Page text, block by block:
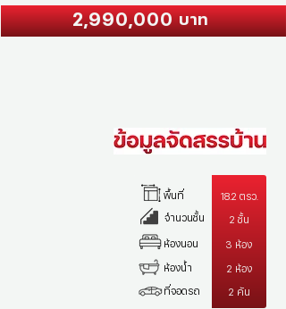
พื้นที่
จำนวนชั้น
ห้องนอน
ห้องน้ำ
ที่จอดรถ
18.2 ตรว.
2 ชั้น
3 ห้อง
2 ห้อง
2 คัน
2,990,000 บาท